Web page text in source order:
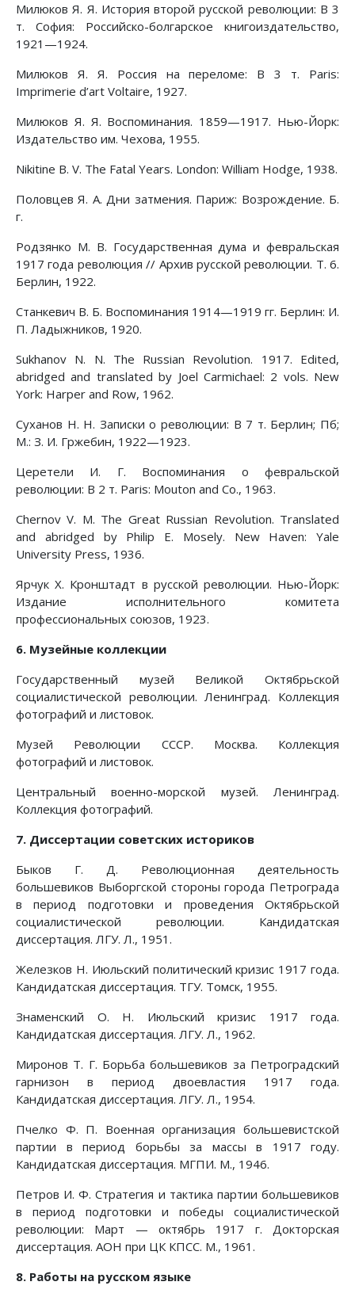
Милюков Я. Я. История второй русской революции: В 3
т. София: Российско-болгарское книгоиздательство,
1921—1924.
Милюков Я. Я. Россия на переломе: В 3 т. Paris:
Imprimerie d’art Voltaire, 1927.
Милюков Я. Я. Воспоминания. 1859—1917. Нью-Йорк:
Издательство им. Чехова, 1955.
Nikitine В. V. The Fatal Years. London: William Hodge, 1938.
Половцев Я. А. Дни затмения. Париж: Возрождение. Б.
г.
Родзянко М. В. Государственная дума и февральская
1917 года революция // Архив русской революции. Т. 6.
Берлин, 1922.
Станкевич В. Б. Воспоминания 1914—1919 гг. Берлин: И.
П. Ладыжников, 1920.
Sukhanov N. N. The Russian Revolution. 1917. Edited,
abridged and translated by Joel Carmichael: 2 vols. New
York: Harper and Row, 1962.
Суханов H. H. Записки о революции: В 7 т. Берлин; Пб;
М.: З. И. Гржебин, 1922—1923.
Церетели И. Г. Воспоминания о февральской
революции: В 2 т. Paris: Mouton and Co., 1963.
Chernov V. M. The Great Russian Revolution. Translated
and abridged by Philip E. Mosely. New Haven: Yale
University Press, 1936.
Ярчук X. Кронштадт в русской революции. Нью-Йорк:
Издание исполнительного комитета
профессиональных союзов, 1923.
6. Музейные коллекции
Государственный музей Великой Октябрьской
социалистической революции. Ленинград. Коллекция
фотографий и листовок.
Музей Революции СССР. Москва. Коллекция
фотографий и листовок.
Центральный военно-морской музей. Ленинград.
Коллекция фотографий.
7. Диссертации советских историков
Быков Г. Д. Революционная деятельность
большевиков Выборгской стороны города Петрограда
в период подготовки и проведения Октябрьской
социалистической революции. Кандидатская
диссертация. ЛГУ. Л., 1951.
Железков Н. Июльский политический кризис 1917 года.
Кандидатская диссертация. ТГУ. Томск, 1955.
Знаменский О. Н. Июльский кризис 1917 года.
Кандидатская диссертация. ЛГУ. Л., 1962.
Миронов Т. Г. Борьба большевиков за Петроградский
гарнизон в период двоевластия 1917 года.
Кандидатская диссертация. ЛГУ. Л., 1954.
Пчелко Ф. П. Военная организация большевистской
партии в период борьбы за массы в 1917 году.
Кандидатская диссертация. МГПИ. М., 1946.
Петров И. Ф. Стратегия и тактика партии большевиков
в период подготовки и победы социалистической
революции: Март — октябрь 1917 г. Докторская
диссертация. АОН при ЦК КПСС. М., 1961.
8. Работы на русском языке